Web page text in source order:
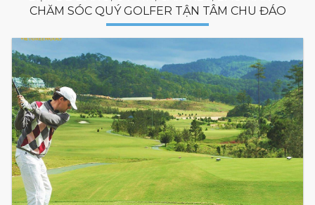
CHĂM SÓC QUÝ GOLFER TẬN TÂM CHU ĐÁO